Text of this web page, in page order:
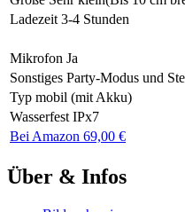
Ladezeit 3-4 Stunden
Mikrofon Ja
Sonstiges Party-Modus und
Typ mobil (mit Akku)
Wasserfest IPx7
Bei Amazon 69,00 €
Über & Infos